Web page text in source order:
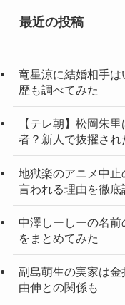
最近の投稿
竜星涼に結婚相手
歴も調べてみた
【テレ朝】松岡朱
者？新人で抜擢され
地獄楽のアニメ中
言われる理由を徹底
中澤しーしーの名
をまとめてみた
副島萌生の実家は
由伸との関係も